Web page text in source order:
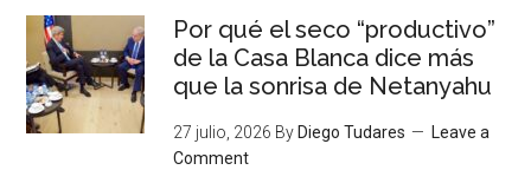
Por qué el seco “productivo”
de la Casa Blanca dice más
que la sonrisa de Netanyahu
27 julio, 2026 By Diego Tudares
Leave a
Comment